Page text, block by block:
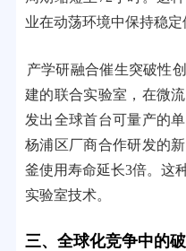
业在动荡环境中保持稳定
产学研融合催生突破性
建的联合实验室，在微
发出全球首台可量产的
杨浦区厂商合作研发的
釜使用寿命延长3倍。这
实验室技术。
三、全球化竞争中的